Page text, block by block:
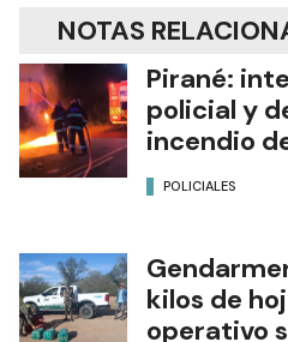
NOTAS
Pirané:
policial y
incendio
POLICIALES
kilos de
operativo